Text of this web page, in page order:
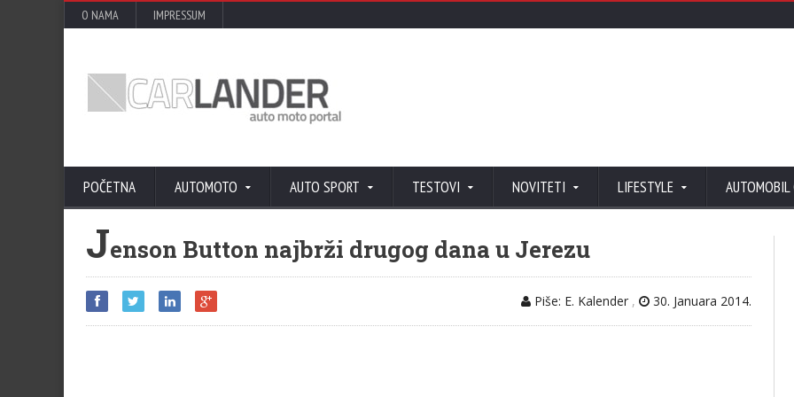
O NAMA IMPRESSUM
POČETNA AUTOMOTO AUTO SPORT TESTOVI NOVITETI LIFESTYLE AUTOMOBIL
Jenson Button najbrži drugog dana u Jerezu
Piše: E. Kalender , 30. Januara 2014.